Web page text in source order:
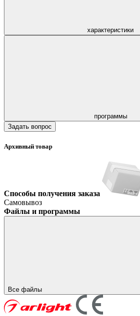
характеристики
программы
Задать вопрос
Архивный товар
Способы получения заказа
Самовывоз
Файлы и программы
Все файлы